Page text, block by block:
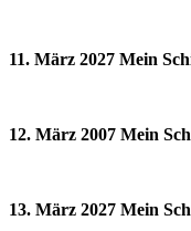
11. März 2027 Mein
12. März 2007 Mein
13. März 2027 Mein